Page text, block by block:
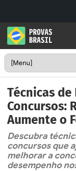
Técnicas
Concursos:
Aumente o
Descubra
concursos que
melhorar a
desempenho